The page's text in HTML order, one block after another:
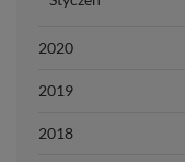
2020
2019
2018